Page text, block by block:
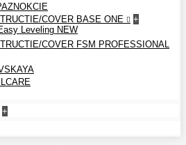
COVER BASE ONE
+
Leveling NEW
COVER FSM PROFESSIONAL
+